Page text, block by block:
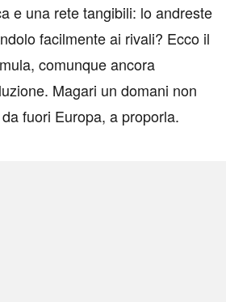
e una rete tangibili: lo andreste
facilmente ai rivali? Ecco il
comunque ancora
Magari un domani non
fuori Europa, a proporla.